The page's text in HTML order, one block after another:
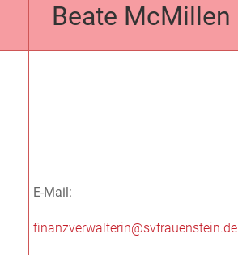
Beate McMillen
E-Mail:
finanzverwalterin@svfrauenstein.de